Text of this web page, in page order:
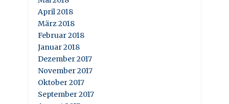
April 2018
März 2018
Februar 2018
Januar 2018
Dezember 2017
November 2017
Oktober 2017
September 2017